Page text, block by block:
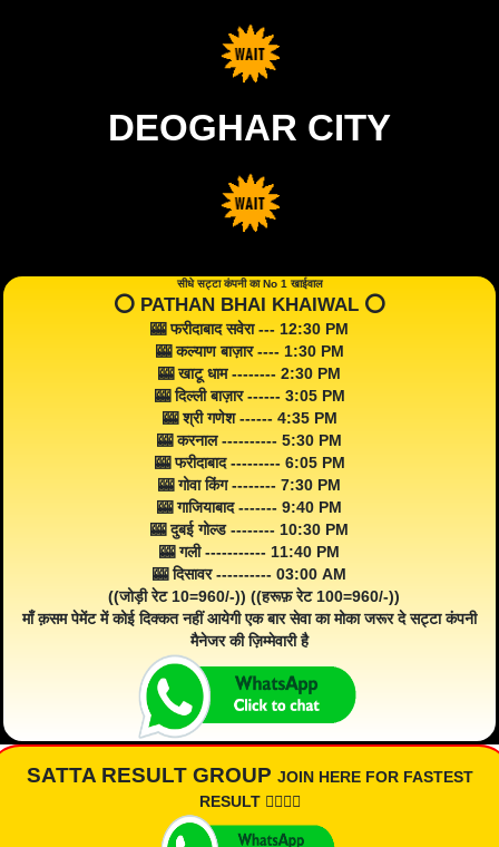
DEOGHAR CITY
सीधे सट्टा कंपनी का No 1 खाईवाल
⭕️ PATHAN BHAI KHAIWAL ⭕️
🎰 फरीदाबाद सवेरा --- 12:30 PM
🎰 कल्याण बाज़ार ---- 1:30 PM
🎰 खाटू धाम -------- 2:30 PM
🎰 दिल्ली बाज़ार ------ 3:05 PM
🎰 श्री गणेश ------ 4:35 PM
🎰 करनाल ---------- 5:30 PM
🎰 फरीदाबाद --------- 6:05 PM
🎰 गोवा किंग -------- 7:30 PM
🎰 गाजियाबाद ------- 9:40 PM
🎰 दुबई गोल्ड -------- 10:30 PM
🎰 गली ----------- 11:40 PM
🎰 दिसावर ---------- 03:00 AM
((जोड़ी रेट 10=960/-)) ((हरूफ़ रेट 100=960/-))
माँ क़सम पेमेंट में कोई दिक्कत नहीं आयेगी एक बार सेवा का मोका जरूर दे सट्टा कंपनी
मैनेजर की ज़िम्मेवारी है
SATTA RESULT GROUP JOIN HERE FOR FASTEST
RESULT 👇🏾👇🏾